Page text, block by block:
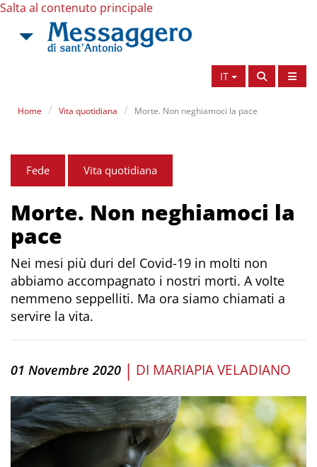
Salta al contenuto principale
IT
Home Vita quotidiana Morte. Non neghiamoci la pace
Fede Vita quotidiana
Morte. Non neghiamoci la
pace
Nei mesi più duri del Covid-19 in molti non
abbiamo accompagnato i nostri morti. A volte
nemmeno seppelliti. Ma ora siamo chiamati a
servire la vita.
01 Novembre 2020 | DI MARIAPIA VELADIANO